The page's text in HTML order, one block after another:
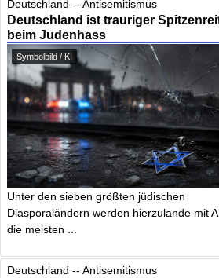
Deutschland -- Antisemitismus
Deutschland ist trauriger
beim Judenhass
Symbolbild / KI
Unter den sieben größten jüdischen
Diasporaländern werden hierzulande mit
die meisten ...
Deutschland -- Antisemitismus